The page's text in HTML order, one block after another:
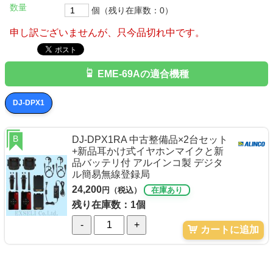
数量
個（残り在庫数：0）
申し訳ございませんが、只今品切れ中です。
EME-69Aの適合機種
DJ-DPX1
DJ-DPX1RA 中古整備品×2台セット
+新品耳かけ式イヤホンマイクと新
品バッテリ付 アルインコ製 デジタ
ル簡易無線登録局
24,200円（税込） 在庫あり
残り在庫数：1個
-
+ カートに追加
B